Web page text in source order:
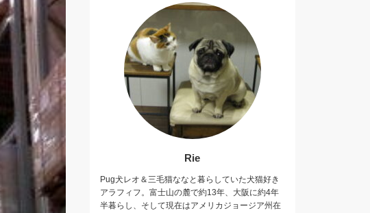
Rie
Pug犬レオ＆三毛猫ななと暮らしていた犬猫好き
アラフィフ。富士山の麓で約13年、大阪に約4年
半暮らし、そして現在はアメリカジョージア州在